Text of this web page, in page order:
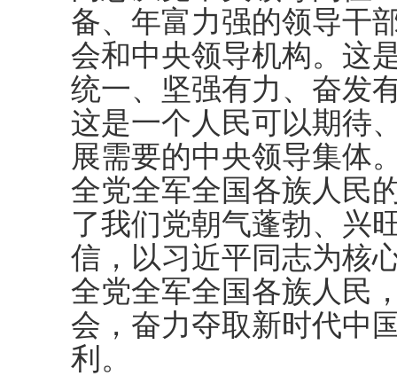
备、年富力强的领导干
会和中央领导机构。这
统一、坚强有力、奋发
这是一个人民可以期待
展需要的中央领导集体
全党全军全国各族人民
了我们党朝气蓬勃、兴
信，以习近平同志为核
全党全军全国各族人民
会，奋力夺取新时代中
利。